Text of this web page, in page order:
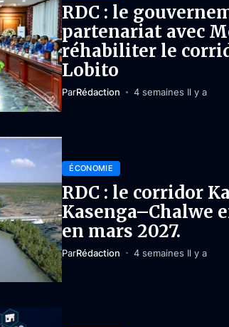
RDC : le
partenariat avec
réhabiliter le
Lobito
ParRédaction 4 semaines Il y a
ÉCONOMIE
RDC : le corridor
Kasenga–Chalwe
en mars 2027.
ParRédaction 4 semaines Il y a